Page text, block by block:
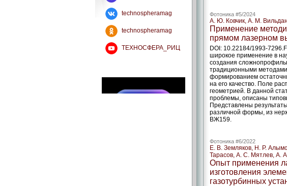
technospheramag
technospheramag
ТЕХНОСФЕРА_РИЦ
Фотоника #5/2024
А. Ю. Ковчик, А. М.
Применение
прямом лазерном
DOI: 10.22184/1993-
широкое применение в
создания
традиционными
формированием
на его качество. Поле
геометрией. В данной
проблемы, описаны
Представлены
различной формы, из
ВЖ159.
Фотоника #6/2022
Е. В. Земляков, Н. Р.
Тарасов, А. С. Мятлев, А.
Опыт применения
изготовления
газотурбинных